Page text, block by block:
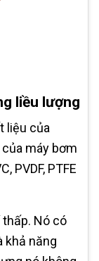
liều lượng
liệu của
máy bơm
PVDF, PTFE
thấp. Nó có
khả năng